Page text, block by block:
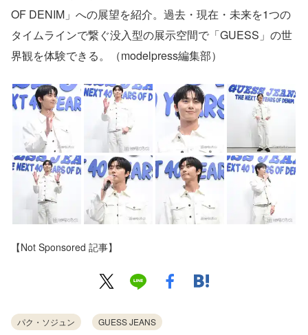
OF DENIM」への展望を紹介。過去・現在・未来を1つの
タイムラインで繋ぐ没入型の展示空間で「GUESS」の世
界観を体験できる。（modelpress編集部）
【Not Sponsored 記事】
パク・ソジュン GUESS JEANS